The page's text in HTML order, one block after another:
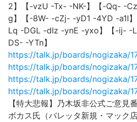
2】【-vzU -Tx- -NK-】【-Qq- -
g】【-8W- -cZj- -yD1 -4YD -a1I
Lq -DGL -dIz -ynE -yxo】【-ij- -
DS- -YTn】
https://talk.jp/boards/nogizaka/
https://talk.jp/boards/nogizaka/
https://talk.jp/boards/nogizaka/
https://talk.jp/boards/nogizaka/
【特大悲報】乃木坂非公式ご意見
ボカス氏（バレッタ新規・マック